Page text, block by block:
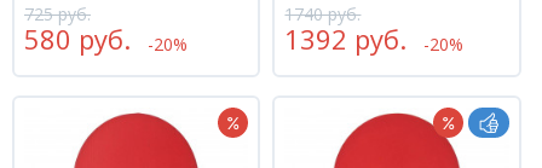
725 руб.
580 руб. -20%
1740 руб.
1392 руб. -20%